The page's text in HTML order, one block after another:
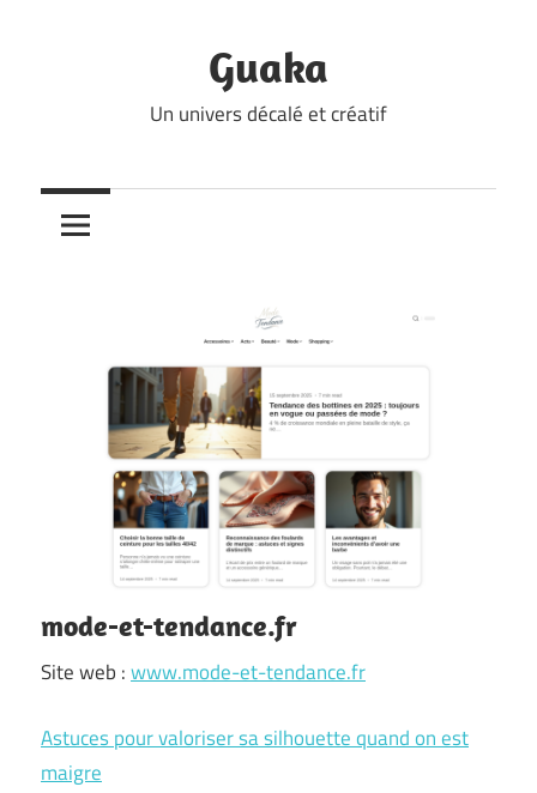
Guaka
Un univers décalé et créatif
mode-et-tendance.fr
Site web :www.mode-et-tendance.fr
Astuces pour valoriser sa silhouette quand on est
maigre